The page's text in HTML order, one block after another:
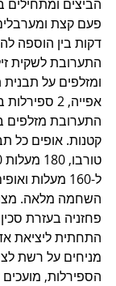
הביצים
פעם קצת
דקות בין הוספה
התערובת לשקית
ומזלפים על תבנית
התערובת מזלפים
קטנות. אופים כל
השחמה מלאה.
פחזניה בעזרת
התחתית ליציאת
מניחים על רשת
הספירלות,